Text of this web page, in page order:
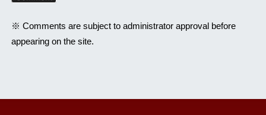
※ Comments are subject to administrator approval before
appearing on the site.